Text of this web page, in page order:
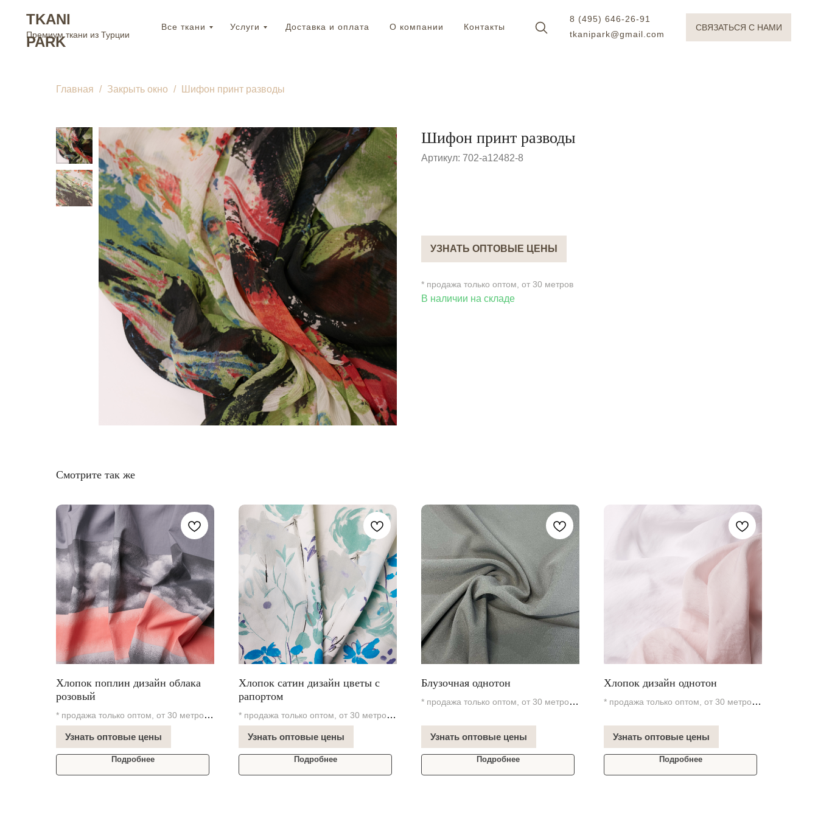
О компании
8 (495) 646-26-91
tkanipark@gmail.com
TKANI
PARK
Все ткани
Премиум ткани из Турции
Услуги Контакты
Доставка и оплата СВЯЗАТЬСЯ С НАМИ
Главная Закрыть окно Шифон принт разводы
Шифон принт разводы
Артикул: 702-a12482-8
УЗНАТЬ ОПТОВЫЕ ЦЕНЫ
* продажа только оптом, от 30 метров
В наличии на складе
Смотрите так же
Хлопок поплин дизайн облака
розовый
* продажа только оптом, от 30 метров
Узнать оптовые цены
Подробнее
Хлопок сатин дизайн цветы с
рапортом
* продажа только оптом, от 30 метров
Узнать оптовые цены
Подробнее
Блузочная однотон
* продажа только оптом, от 30 метров
Узнать оптовые цены
Подробнее
Хлопок дизайн однотон
* продажа только оптом, от 30 метров
Узнать оптовые цены
Подробнее